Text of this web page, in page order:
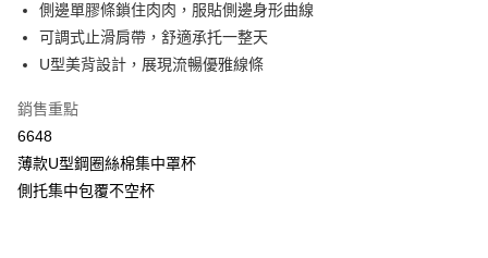
大哥付你分期
相關說明
1.本服務由台灣大哥大提供，台灣大哥大用戶可立即使用無須另外申請。
2.付款方式選擇「大哥付你分期」，訂單成立後會自動跳轉到大哥付的交易
流程，驗證手機門號後，選擇欲分期的期數、繳款截止日，確認付款後即完
成交易。
4.訂單成立30分鐘內，如未前往確認交易或遇審核未通過，訂單將自動取
AFTEE先享後付是「在收到商品之後才付款」的支付方式。 讓您購物簡單
便利好安心！
Hami Point
相關說明
側邊單膠條鎖住肉肉，服貼側邊身形曲線
可調式止滑肩帶，舒適承托一整天
U型美背設計，展現流暢優雅線條
銷售重點
6648
薄款U型鋼圈絲棉集中罩杯
側托集中包覆不空杯